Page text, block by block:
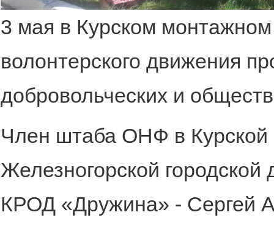
3 мая в Курском монтажном
волонтерского движения
добровольческих и
Член штаба ОНФ в Курской
Железногорской
КРОД «Дружина» - Сергей